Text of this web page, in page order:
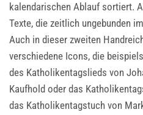
kalendarischen Ablauf sortiert.
Texte, die zeitlich ungebunden
Auch in dieser zweiten
verschiedene Icons, die
des Katholikentagslieds von
Kaufhold oder das
das Katholikentagstuch von